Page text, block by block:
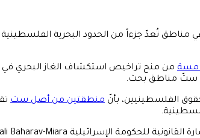
في مناطق تُعدّ جزءاً من الحدود البحرية
من منح تراخيص استكشاف الغاز البحري في
منطقتين من أصل ست